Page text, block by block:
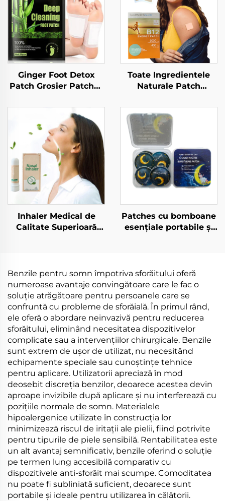
Ginger Foot Detox
Patch Grosier Patches
picioarelor Fabrică
Detox Foot Pad pentru
eliminarea toxinelor
Toate Ingredientele
Naturale Patch
Impermeabil & Gentle
pe Piele Patches cu
Vitamină B12 pentru o
Dimineață Mai Bună
Inhaler Medical de
Calitate Superioară
Portabil Tube Inhaler
Patches cu bomboane
esențiale portabile și
depărtate mănecii
Benzile pentru somn împotriva sforăitului oferă
numeroase avantaje convingătoare care le fac o
soluție atrăgătoare pentru persoanele care se
confruntă cu probleme de sforăială. În primul rând,
ele oferă o abordare neinvazivă pentru reducerea
sforăitului, eliminând necesitatea dispozitivelor
complicate sau a intervențiilor chirurgicale. Benzile
sunt extrem de ușor de utilizat, nu necesitând
echipamente speciale sau cunoștințe tehnice
pentru aplicare. Utilizatorii apreciază în mod
deosebit discreția benzilor, deoarece acestea devin
aproape invizibile după aplicare și nu interferează cu
pozițiile normale de somn. Materialele
hipoalergenice utilizate în construcția lor
minimizează riscul de iritații ale pielii, fiind potrivite
pentru tipurile de piele sensibilă. Rentabilitatea este
un alt avantaj semnificativ, benzile oferind o soluție
pe termen lung accesibilă comparativ cu
dispozitivele anti-sforăit mai scumpe. Comoditatea
nu poate fi subliniată suficient, deoarece sunt
portabile și ideale pentru utilizarea în călătorii.